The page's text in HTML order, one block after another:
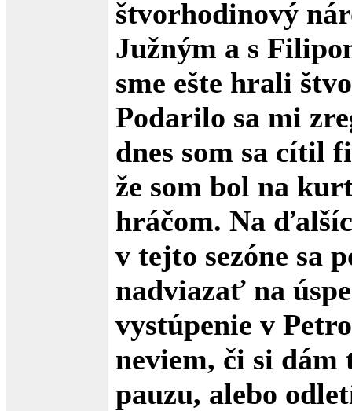
štvorhodinový
Južným a s
sme ešte hrali
Podarilo sa mi
dnes som sa cítil
že som bol na
hráčom. Na
v tejto sezóne sa
nadviazať na
vystúpenie v
neviem, či si dám
pauzu, alebo